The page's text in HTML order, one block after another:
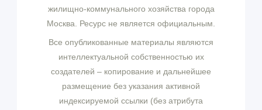
жилищно-коммунального хозяйства города
Москва. Ресурс не является официальным.
Все опубликованные материалы являются
интеллектуальной собственностью их
создателей – копирование и дальнейшее
размещение без указания активной
индексируемой ссылки (без атрибута